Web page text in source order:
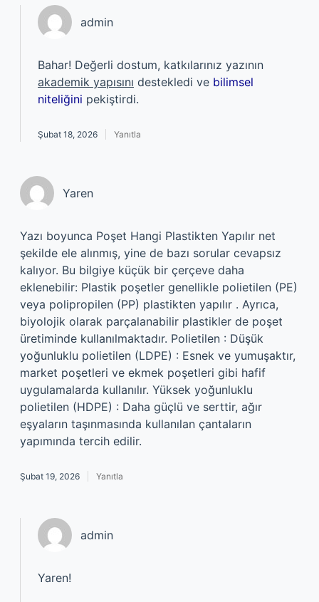
admin
Bahar! Değerli dostum, katkılarınız yazının
akademik yapısını destekledi ve bilimsel
niteliğini pekiştirdi.
Şubat 18, 2026 Yanıtla
Yaren
Yazı boyunca Poşet Hangi Plastikten Yapılır net
şekilde ele alınmış, yine de bazı sorular cevapsız
kalıyor. Bu bilgiye küçük bir çerçeve daha
eklenebilir: Plastik poşetler genellikle polietilen (PE)
veya polipropilen (PP) plastikten yapılır . Ayrıca,
biyolojik olarak parçalanabilir plastikler de poşet
üretiminde kullanılmaktadır. Polietilen : Düşük
yoğunluklu polietilen (LDPE) : Esnek ve yumuşaktır,
market poşetleri ve ekmek poşetleri gibi hafif
uygulamalarda kullanılır. Yüksek yoğunluklu
polietilen (HDPE) : Daha güçlü ve serttir, ağır
eşyaların taşınmasında kullanılan çantaların
yapımında tercih edilir.
Şubat 19, 2026 Yanıtla
admin
Yaren!